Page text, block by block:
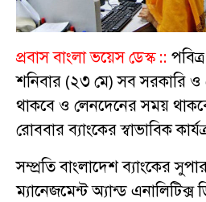
প্রবাস বাংলা ভয়েস ডেস্ক ::
শনিবার (২৩ মে) সব সরকারি ও
থাকবে ও লেনদেনের সময়
রোববার ব্যাংকের স্বাভাবিক
সম্প্রতি বাংলাদেশ ব্যাংকের
ম্যানেজমেন্ট অ্যান্ড এনালিটিক্স